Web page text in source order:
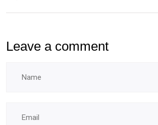
Leave a comment